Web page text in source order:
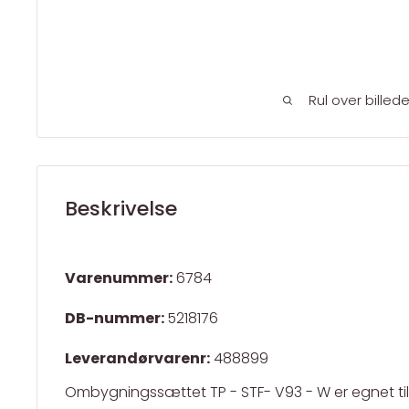
Rul over
Beskrivelse
Varenummer:6784
DB-nummer:5218176
Leverandørvarenr:488899
Ombygningssættet TP - STF- V93 - W er egnet